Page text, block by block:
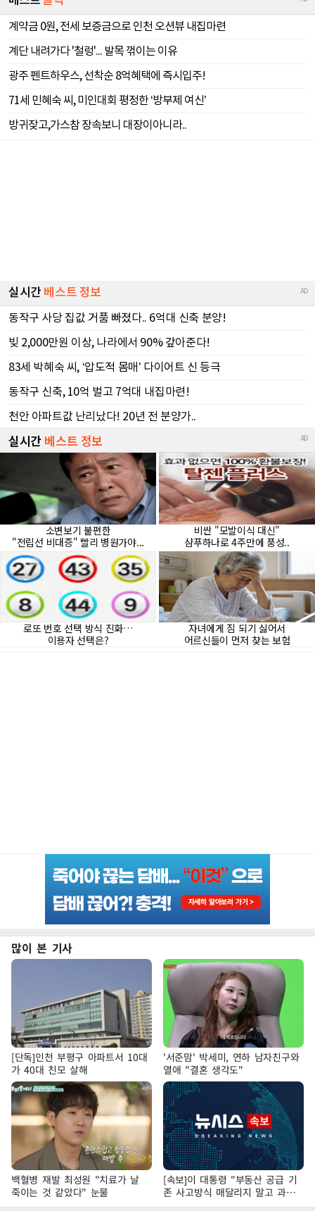
많이 본 기사
[단독]인천 부평구 아파트서 10대
가 40대 친모 살해
'서준맘' 박세미, 연하 남자친구와
열애 "결혼 생각도"
백혈병 재발 최성원 "치료가 날
죽이는 것 같았다" 눈물
[속보]이 대통령 "부동산 공급 기
존 사고방식 매달리지 말고 과감
히 실천"